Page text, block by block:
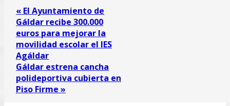
« El Ayuntamiento de
Gáldar recibe 300.000
euros para mejorar la
movilidad escolar el IES
Agáldar
Gáldar estrena cancha
polideportiva cubierta en
Piso Firme »